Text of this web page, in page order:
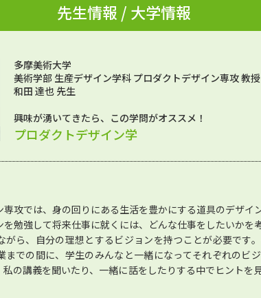
先生情報 / 大学情報
多摩美術大学
美術学部 生産デザイン学科 プロダクトデザイン専攻 教授
和田 達也 先生
興味が湧いてきたら、この学問がオススメ！
プロダクトデザイン学
攻では、身の回りにある生活を豊かにする道具のデザイ
勉強して将来仕事に就くには、どんな仕事をしたいかを
がら、自分の理想とするビジョンを持つことが必要です
までの間に、学生のみんなと一緒になってそれぞれのビ
私の講義を聞いたり、一緒に話をしたりする中でヒントを